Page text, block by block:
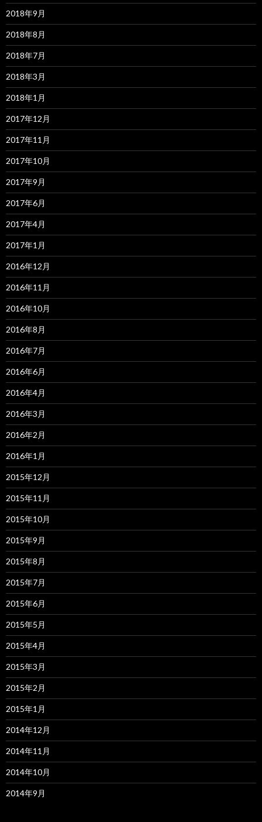
2018年9月
2018年8月
2018年7月
2018年3月
2018年1月
2017年12月
2017年11月
2017年10月
2017年9月
2017年6月
2017年4月
2017年1月
2016年12月
2016年11月
2016年10月
2016年8月
2016年7月
2016年6月
2016年4月
2016年3月
2016年2月
2016年1月
2015年12月
2015年11月
2015年10月
2015年9月
2015年8月
2015年7月
2015年6月
2015年5月
2015年4月
2015年3月
2015年2月
2015年1月
2014年12月
2014年11月
2014年10月
2014年9月